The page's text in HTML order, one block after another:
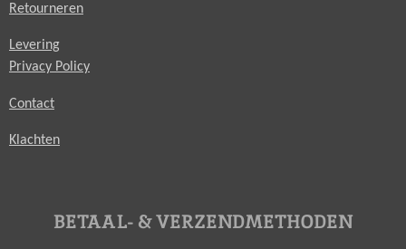
Retourneren
Levering
Privacy Policy
Contact
Klachten
BETAAL- & VERZENDMETHODEN